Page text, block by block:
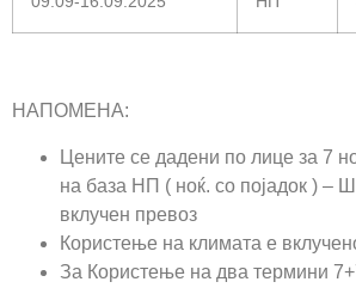
НАПОМЕНА:
Цените се дадени по лице за 7
на база НП ( ноќ. со појадок ) –
вклучен превоз
Користење на климата е
За Користење на два термини